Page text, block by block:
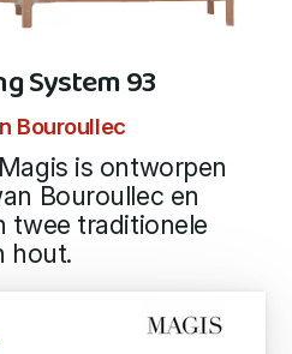
System 93
Bouroullec
is ontworpen
Bouroullec en
twee traditionele
hout.